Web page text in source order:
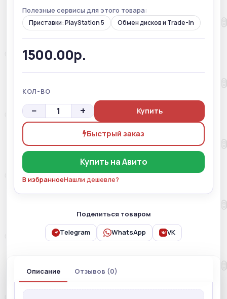
Полезные сервисы для этого товара:
Приставки: PlayStation 5 Обмен дисков и Trade-In
1500.00р.
КОЛ-ВО
− + Купить
Быстрый заказ
Купить на Авито
В избранноеНашли дешевле?
Поделиться товаром
Telegram WhatsApp VK
Описание Отзывов (0)